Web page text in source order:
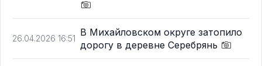
26.04.2026 16:51
В Михайловском округе затопило
дорогу в деревне Серебрянь